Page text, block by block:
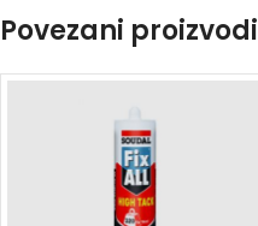
Povezani proizvodi